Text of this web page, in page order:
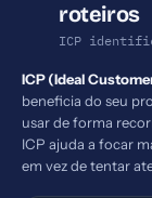
roteiros
ICP
ICP (Ideal
beneficia do seu
usar de forma
ICP ajuda a focar
em vez de tentar